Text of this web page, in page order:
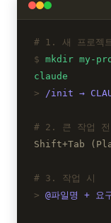
1. 새 프로젝
mkdir my-
claude
/init →
2. 큰 작업 전
Shift+Tab
3. 작업 시
@파일명 + 요